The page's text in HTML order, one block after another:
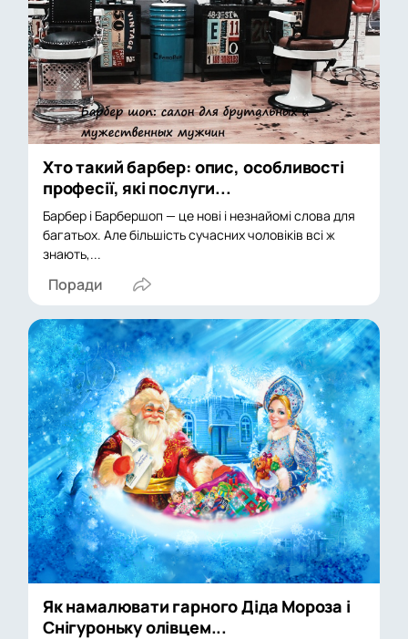
Хто такий барбер: опис, особливості
професії, які послуги...
Барбер і Барбершоп — це нові і незнайомі слова для
багатьох. Але більшість сучасних чоловіків всі ж
знають,...
Поради
Як намалювати гарного Діда Мороза і
Снігуроньку олівцем...